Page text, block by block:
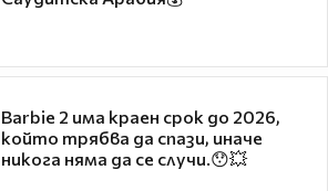
Barbie 2 има краен срок до 2026,
който трябва да спази, иначе
никога няма да се случи.😯💥